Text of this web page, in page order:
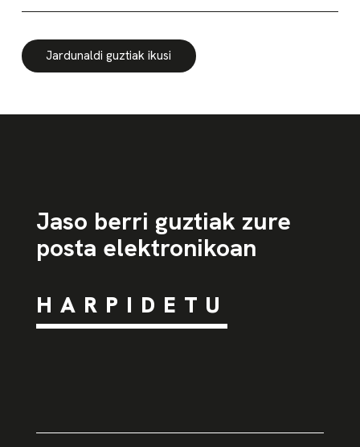
Jardunaldi guztiak ikusi
Jaso berri guztiak zure
posta elektronikoan
HARPIDETU